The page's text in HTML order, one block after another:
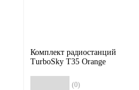
Комплект радиостанций
TurboSky T35 Orange
(0)